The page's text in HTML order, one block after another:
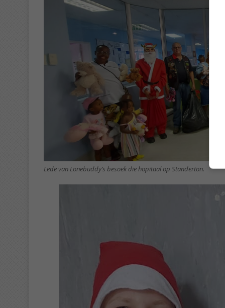
Lede van Lonebuddy’s besoek die hopitaal op Standerton.